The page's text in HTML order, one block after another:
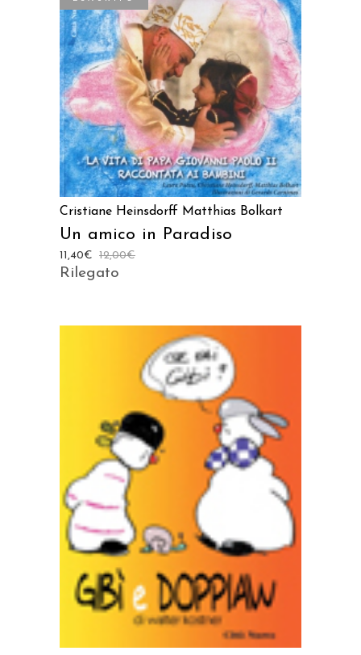
LEGGI TUTTO
Cristiane Heinsdorff Matthias Bolkart
Un amico in Paradiso
12,00€
11,40€
Rilegato
AGGIUNGI AL CARRELLO